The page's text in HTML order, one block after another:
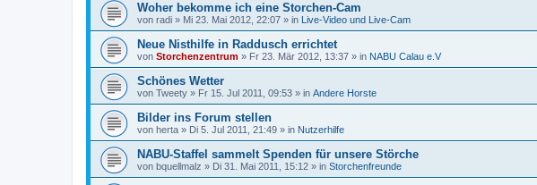
Woher bekomme ich eine Storchen-Cam
von radi » Mi 23. Mai 2012, 22:07 » in Live-Video und Live-Cam
Neue Nisthilfe in Raddusch errichtet
von Storchenzentrum » Fr 23. Mär 2012, 13:37 » in NABU Calau e.V
Schönes Wetter
von Tweety » Fr 15. Jul 2011, 09:53 » in Andere Horste
Bilder ins Forum stellen
von herta » Di 5. Jul 2011, 21:49 » in Nutzerhilfe
NABU-Staffel sammelt Spenden für unsere Störche
von bquellmalz » Di 31. Mai 2011, 15:12 » in Storchenfreunde